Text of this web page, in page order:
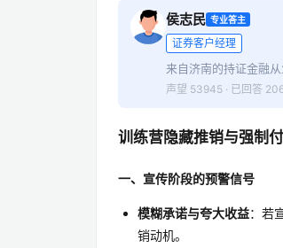
侯志民 专业答主
证券客户经理
来自济南的持证金融
声望 53945 · 已回答
训练营隐藏推销与强制
一、宣传阶段的预警信号
模糊承诺与夸大收益：若
销动机。